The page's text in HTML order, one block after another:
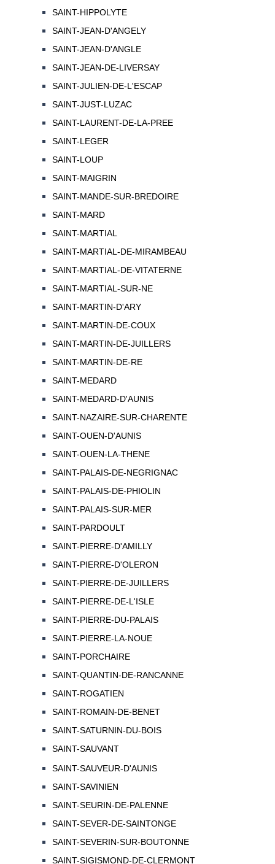
SAINT-HIPPOLYTE
SAINT-JEAN-D'ANGELY
SAINT-JEAN-D'ANGLE
SAINT-JEAN-DE-LIVERSAY
SAINT-JULIEN-DE-L'ESCAP
SAINT-JUST-LUZAC
SAINT-LAURENT-DE-LA-PREE
SAINT-LEGER
SAINT-LOUP
SAINT-MAIGRIN
SAINT-MANDE-SUR-BREDOIRE
SAINT-MARD
SAINT-MARTIAL
SAINT-MARTIAL-DE-MIRAMBEAU
SAINT-MARTIAL-DE-VITATERNE
SAINT-MARTIAL-SUR-NE
SAINT-MARTIN-D'ARY
SAINT-MARTIN-DE-COUX
SAINT-MARTIN-DE-JUILLERS
SAINT-MARTIN-DE-RE
SAINT-MEDARD
SAINT-MEDARD-D'AUNIS
SAINT-NAZAIRE-SUR-CHARENTE
SAINT-OUEN-D'AUNIS
SAINT-OUEN-LA-THENE
SAINT-PALAIS-DE-NEGRIGNAC
SAINT-PALAIS-DE-PHIOLIN
SAINT-PALAIS-SUR-MER
SAINT-PARDOULT
SAINT-PIERRE-D'AMILLY
SAINT-PIERRE-D'OLERON
SAINT-PIERRE-DE-JUILLERS
SAINT-PIERRE-DE-L'ISLE
SAINT-PIERRE-DU-PALAIS
SAINT-PIERRE-LA-NOUE
SAINT-PORCHAIRE
SAINT-QUANTIN-DE-RANCANNE
SAINT-ROGATIEN
SAINT-ROMAIN-DE-BENET
SAINT-SATURNIN-DU-BOIS
SAINT-SAUVANT
SAINT-SAUVEUR-D'AUNIS
SAINT-SAVINIEN
SAINT-SEURIN-DE-PALENNE
SAINT-SEVER-DE-SAINTONGE
SAINT-SEVERIN-SUR-BOUTONNE
SAINT-SIGISMOND-DE-CLERMONT